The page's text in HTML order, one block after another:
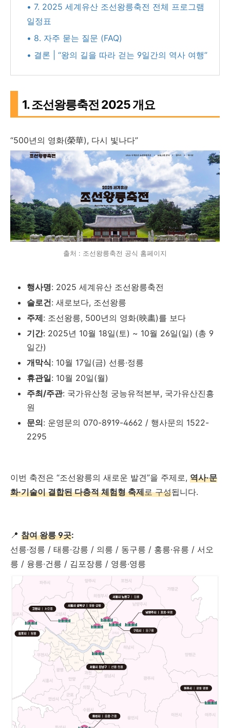
• 7. 2025 세계유산 조선왕릉축전 전체 프로그램
일정표
• 8. 자주 묻는 질문 (FAQ)
• 결론 | “왕의 길을 따라 걷는 9일간의 역사 여행”
1. 조선왕릉축전 2025 개요
“500년의 영화(榮華), 다시 빛나다”
출처 : 조선왕릉축전 공식 홈페이지
행사명: 2025 세계유산 조선왕릉축전
슬로건: 새로보다, 조선왕릉
주제: 조선왕릉, 500년의 영화(映畵)를 보다
기간: 2025년 10월 18일(토) ~ 10월 26일(일) (총 9
일간)
개막식: 10월 17일(금) 선릉·정릉
휴관일: 10월 20일(월)
주최/주관: 국가유산청 궁능유적본부, 국가유산진흥
원
문의: 운영문의 070-8919-4662 / 행사문의 1522-
2295
이번 축전은 “조선왕릉의 새로운 발견”을 주제로, 역사·문
화·기술이 결합된 다층적 체험형 축제로 구성됩니다.
📍 참여 왕릉 9곳:
선릉·정릉 / 태릉·강릉 / 의릉 / 동구릉 / 홍릉·유릉 / 서오
릉 / 융릉·건릉 / 김포장릉 / 영릉·영릉